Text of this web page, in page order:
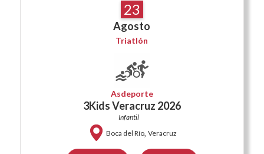
23
Agosto
Triatlón
Asdeporte
3Kids Veracruz 2026
Infantil
Boca del Río, Veracruz